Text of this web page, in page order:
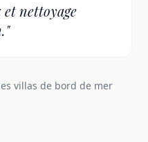
et nettoyage
villas de bord de mer